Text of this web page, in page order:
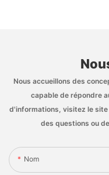
Nous accueillons des
capable de répondre
d'informations, visitez le
des questions ou
Nom